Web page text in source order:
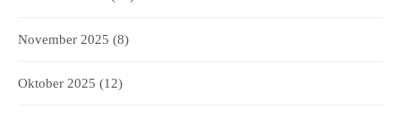
November 2025 (8)
Oktober 2025 (12)